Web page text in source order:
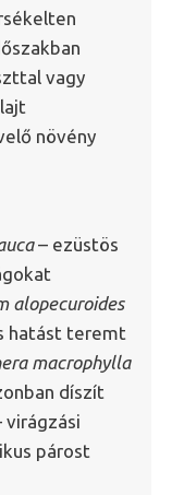
vagy
növény
– ezüstös
alopecuroides
hatást teremt
macrophylla
díszít
virágzási
párost